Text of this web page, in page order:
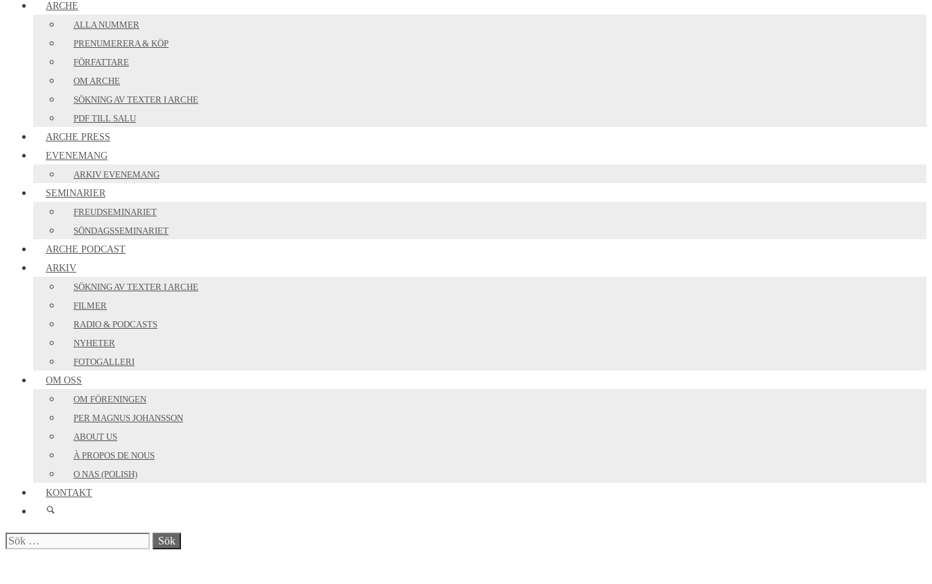
ARCHE
ALLA NUMMER
PRENUMERERA & KÖP
FÖRFATTARE
OM ARCHE
SÖKNING AV TEXTER I ARCHE
PDF TILL SALU
ARCHE PRESS
EVENEMANG
ARKIV EVENEMANG
SEMINARIER
FREUDSEMINARIET
SÖNDAGSSEMINARIET
ARCHE PODCAST
ARKIV
SÖKNING AV TEXTER I ARCHE
FILMER
RADIO & PODCASTS
NYHETER
FOTOGALLERI
OM OSS
OM FÖRENINGEN
PER MAGNUS JOHANSSON
ABOUT US
À PROPOS DE NOUS
O NAS (POLISH)
KONTAKT
Sök